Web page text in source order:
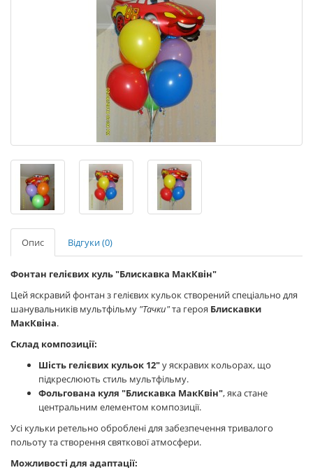
Опис Відгуки (0)
Фонтан гелієвих куль "Блискавка МакКвін"
Цей яскравий фонтан з гелієвих кульок створений спеціально для
шанувальників мультфільму "Тачки"та героя Блискавки
МакКвіна.
Склад композиції:
Шість гелієвих кульок 12"у яскравих кольорах, що
підкреслюють стиль мультфільму.
Фольгована куля "Блискавка МакКвін", яка стане
центральним елементом композиції.
Усі кульки ретельно оброблені для забезпечення тривалого
польоту та створення святкової атмосфери.
Можливості для адаптації: